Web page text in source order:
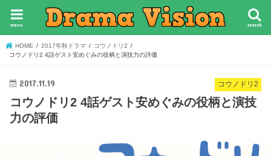
search
menu
HOME 2017年秋ドラマ
コウノドリ2
コウノドリ2 4話ゲスト安めぐみの役柄と演技力の評価
コウノドリ2
2017.11.19
コウノドリ2 4話ゲスト安めぐみの役柄と演技
力の評価